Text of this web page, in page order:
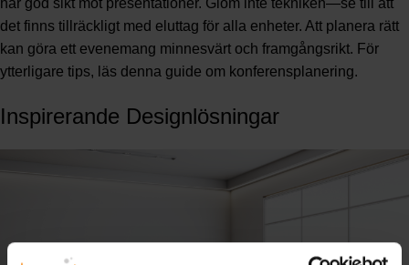
det finns tillräckligt med eluttag för alla enheter. Att planera rätt
kan göra ett evenemang minnesvärt och framgångsrikt. För
ytterligare tips, läs denna guide om konferensplanering.
Inspirerande Designlösningar